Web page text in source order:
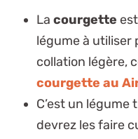
La courgette
légume à utiliser
collation légère,
courgette au
C’est un
devrez les faire